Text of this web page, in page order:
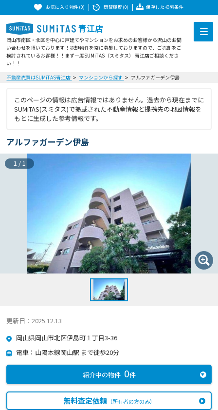
お気に入り物件(0) 閲覧履歴(0) 保存した検索条件
青江店
岡山市南区・北区を中心に戸建てやマンションをお求めのお客様から沢山のお問
い合わせを頂いております！売却物件を常に募集しておりますので、ご売却をご
検討されているお客様！！まず一度SUMiTAS（スミタス） 青江店ご相談くださ
い！！
不動産売買はSUMiTAS青江店
マンションから探す アルファガーデン伊島
このページの情報は広告情報ではありません。過去から現在までに
SUMiTAS(スミタス)で掲載された不動産情報と提携先の地図情報を
もとに生成した参考情報です。
アルファガーデン伊島
1 / 1
更新日：2025.12.13
岡山県岡山市北区伊島町１丁目3-36
電車：山陽本線岡山駅 まで徒歩20分
紹介中の物件 0件
無料査定依頼（所有者の方のみ）